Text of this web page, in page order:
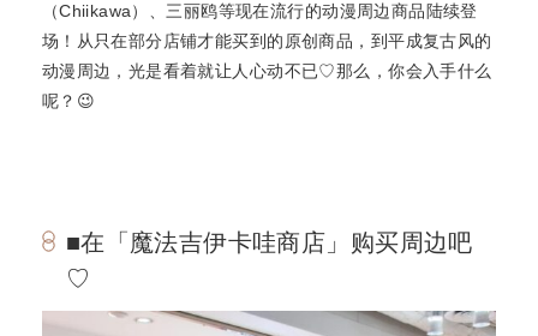
（Chiikawa）、三丽鸥等现在流行的动漫周边商品陆续登
场！从只在部分店铺才能买到的原创商品，到平成复古风的
动漫周边，光是看着就让人心动不已♡那么，你会入手什么
呢？😉
■在「魔法吉伊卡哇商店」购买周边吧
♡